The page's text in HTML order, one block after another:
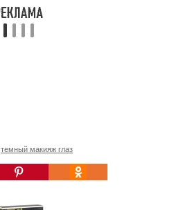
темный макияж глаз